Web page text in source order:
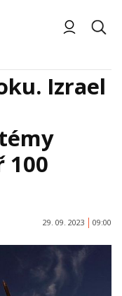
Izrael
100
29. 09. 2023 09:00